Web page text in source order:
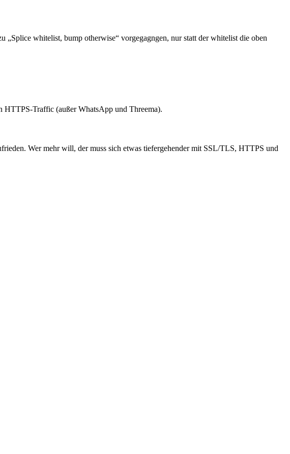
„Splice whitelist, bump otherwise“ vorgegagngen, nur statt der whitelist die oben
HTTPS-Traffic (außer WhatsApp und Threema).
Wer mehr will, der muss sich etwas tiefergehender mit SSL/TLS, HTTPS und